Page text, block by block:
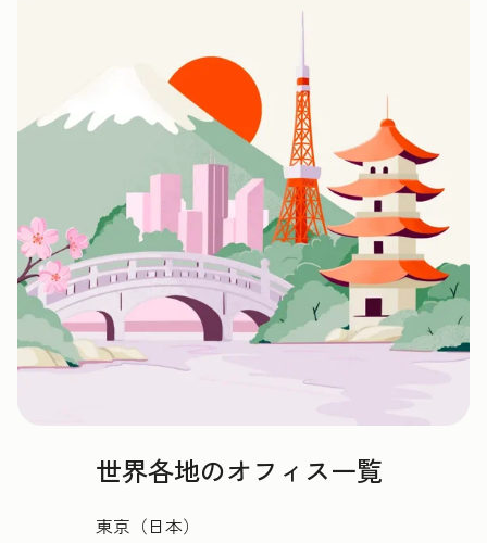
世界各地のオフィス一覧
東京（日本）